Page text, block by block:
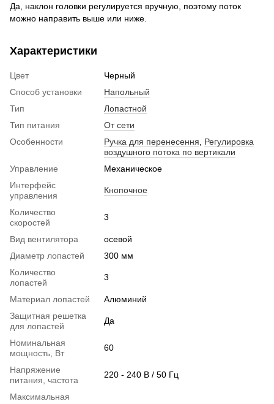
Да, наклон головки регулируется вручную, поэтому поток
можно направить выше или ниже.
Характеристики
Цвет
Черный
Способ установки
Напольный
Тип
Лопастной
Тип питания
От сети
Особенности
Ручка для перенесення
Регулировка
воздушного потока по вертикали
Управление
Механическое
Интерфейс
управления
Кнопочное
Количество
скоростей
3
Вид вентилятора
осевой
Диаметр лопастей
300 мм
Количество
лопастей
3
Материал лопастей
Алюминий
Защитная решетка
для лопастей
Да
Номинальная
мощность, Вт
60
Напряжение
питания, частота
220 - 240 В / 50 Гц
Максимальная